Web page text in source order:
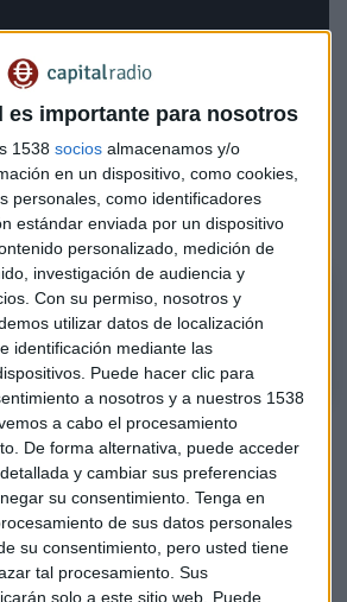
es importante para nosotros
1538 socios almacenamos y/o
en un dispositivo, como cookies,
personales, como identificadores
estándar enviada por un dispositivo
personalizado, medición de
investigación de audiencia y
Con su permiso, nosotros y
utilizar datos de localización
identificación mediante las
Puede hacer clic para
a nosotros y a nuestros 1538
a cabo el procesamiento
De forma alternativa, puede acceder
y cambiar sus preferencias
su consentimiento. Tenga en
de sus datos personales
su consentimiento, pero usted tiene
tal procesamiento. Sus
solo a este sitio web. Puede
Galán Bolsa
el consultorio completo
para un